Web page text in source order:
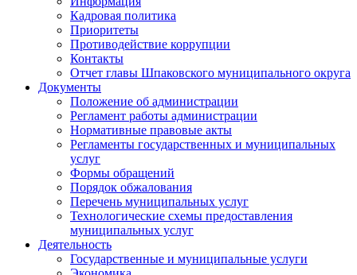
Кадровая политика
Приоритеты
Противодействие коррупции
Контакты
Отчет главы Шпаковского муниципального округа
Документы
Положение об администрации
Регламент работы администрации
Нормативные правовые акты
Регламенты государственных и муниципальных
услуг
Формы обращений
Порядок обжалования
Перечень муниципальных услуг
Технологические схемы предоставления
муниципальных услуг
Деятельность
Государственные и муниципальные услуги